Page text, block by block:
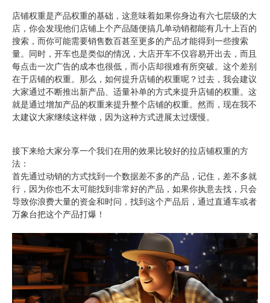
店铺权重是产品权重的基础，这意味着如果你身边有六七层级的大
店，你会发现他们店铺上个产品随便搞几单动销都能有几十上百的
搜索，而你可能需要销售数百甚至更多的产品才能得到一些搜索
量。同时，开车也是类似的情况，大店开车不仅容易开出去，而且
每点击一次广告的成本也很低，而小店却很难有所突破。这个差别
在于店铺的权重。那么，如何提升店铺的权重呢？过去，我会建议
大家通过不断推出新产品、适量补单的方式来提升店铺的权重。这
就是通过增加产品的权重来提升整个店铺的权重。然而，现在我不
太建议大家继续这样做，因为这种方式进展太过缓慢。
接下来给大家分享一个我们在用的效果比较好的拉店铺权重的方
法：
首先通过动销的方式找到一个数据差不多的产品，记住，差不多就
行，因为你也不太可能找到非常好的产品，如果你执意去找，只会
导致你浪费大量的资金和时问，找到这个产品后，通过直通车或者
万象台把这个产品打爆！